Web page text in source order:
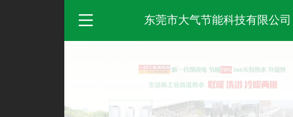
东莞市大气节能科技有限公司